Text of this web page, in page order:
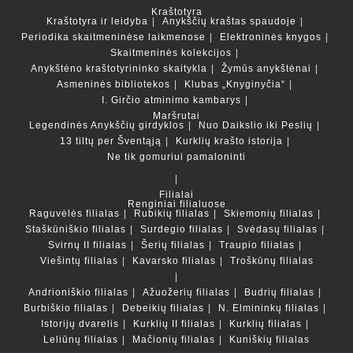
Kraštotyra
Kraštotyra ir leidyba
Anykščių kraštas spaudoje
Periodika skaitmeninėse laikmenose
Elektroninės knygos
Skaitmeninės kolekcijos
Anykštėno kraštotyrininko skaitykla
Žymūs anykštėnai
Asmeninės bibliotekos
Klubas „Knyginyčia“
I. Girčio atminimo kambarys
Maršrutai
Legendinės Anykščių girdyklos
Nuo Daikslio iki Peslių
13 tiltų per Šventąją
Kurklių krašto istorija
Ne tik gomuriui pamaloninti
Filialai
Renginiai filialuose
Raguvėlės filialas
Rubikių filialas
Skiemonių filialas
Staškūniškio filialas
Surdegio filialas
Svėdasų filialas
Svirnų II filialas
Šerių filialas
Traupio filialas
Viešintų filialas
Kavarsko filialas Troškūnų filialas
Andrioniškio filialas Ažuožerių filialas
Budrių filialas
Burbiškio filialas
Debeikių filialas
N. Elmininkų filialas
Istorijų dvarelis
Kurklių II filialas
Kurklių filialas
Leliūnų filialas
Mačionių filialas Kuniškių filialas